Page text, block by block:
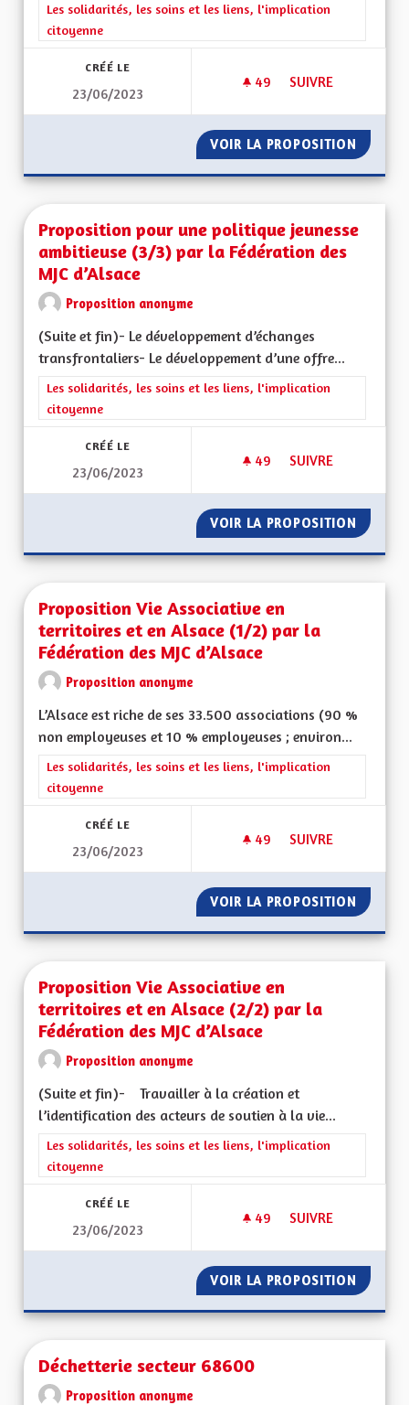
Filtrer les résultats de la catégorie : Les solidarités, les soins
Les solidarités, les soins et les liens, l'implication
citoyenne
CRÉÉ LE
23/06/2023
49 49 ABONNÉS
SUIVRE
VOIR LA PROPOSITION
Proposition pour une politique jeunesse
ambitieuse (3/3) par la Fédération des
MJC d’Alsace
Proposition anonyme
(Suite et fin)- Le développement d’échanges
transfrontaliers- Le développement d’une offre...
Filtrer les résultats de la catégorie : Les solidarités, les soins
Les solidarités, les soins et les liens, l'implication
citoyenne
CRÉÉ LE
23/06/2023
49 49 ABONNÉS
SUIVRE
VOIR LA PROPOSITION
Proposition Vie Associative en
territoires et en Alsace (1/2) par la
Fédération des MJC d’Alsace
Proposition anonyme
L’Alsace est riche de ses 33.500 associations (90 %
non employeuses et 10 % employeuses ; environ...
Filtrer les résultats de la catégorie : Les solidarités, les soins
Les solidarités, les soins et les liens, l'implication
citoyenne
CRÉÉ LE
23/06/2023
49 49 ABONNÉS
SUIVRE
VOIR LA PROPOSITION
Proposition Vie Associative en
territoires et en Alsace (2/2) par la
Fédération des MJC d’Alsace
Proposition anonyme
(Suite et fin)- Travailler à la création et
l’identification des acteurs de soutien à la vie...
Filtrer les résultats de la catégorie : Les solidarités, les soins
Les solidarités, les soins et les liens, l'implication
citoyenne
CRÉÉ LE
23/06/2023
49 49 ABONNÉS
SUIVRE
VOIR LA PROPOSITION
Déchetterie secteur 68600
Proposition anonyme